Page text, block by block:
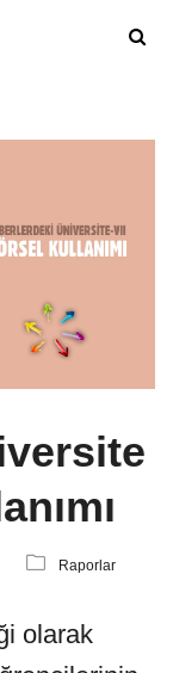
Raporlar
olarak